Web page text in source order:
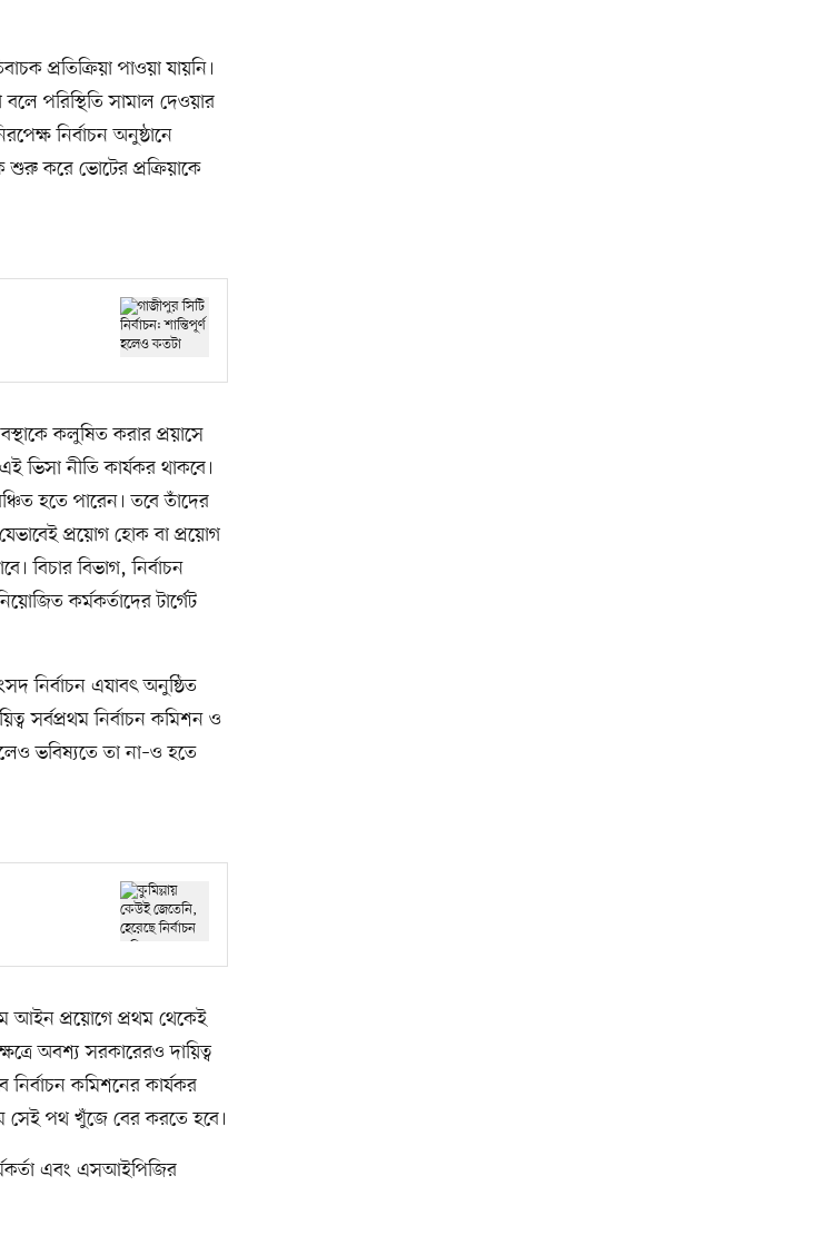
প্রতিক্রিয়া পাওয়া যায়নি।
পরিস্থিতি সামাল দেওয়ার
নির্বাচন অনুষ্ঠানে
শুরু করে ভোটের প্রক্রিয়াকে
কলুষিত করার প্রয়াসে
ভিসা নীতি কার্যকর থাকবে।
হতে পারেন। তবে তাঁদের
প্রয়োগ হোক বা প্রয়োগ
বিচার বিভাগ, নির্বাচন
কর্মকর্তাদের টার্গেট
এযাবৎ অনুষ্ঠিত
সর্বপ্রথম নির্বাচন কমিশন ও
ভবিষ্যতে তা না–ও হতে
আইন প্রয়োগে প্রথম থেকেই
অবশ্য সরকারেরও দায়িত্ব
নির্বাচন কমিশনের কার্যকর
সেই পথ খুঁজে বের করতে হবে।
এবং এসআইপিজির